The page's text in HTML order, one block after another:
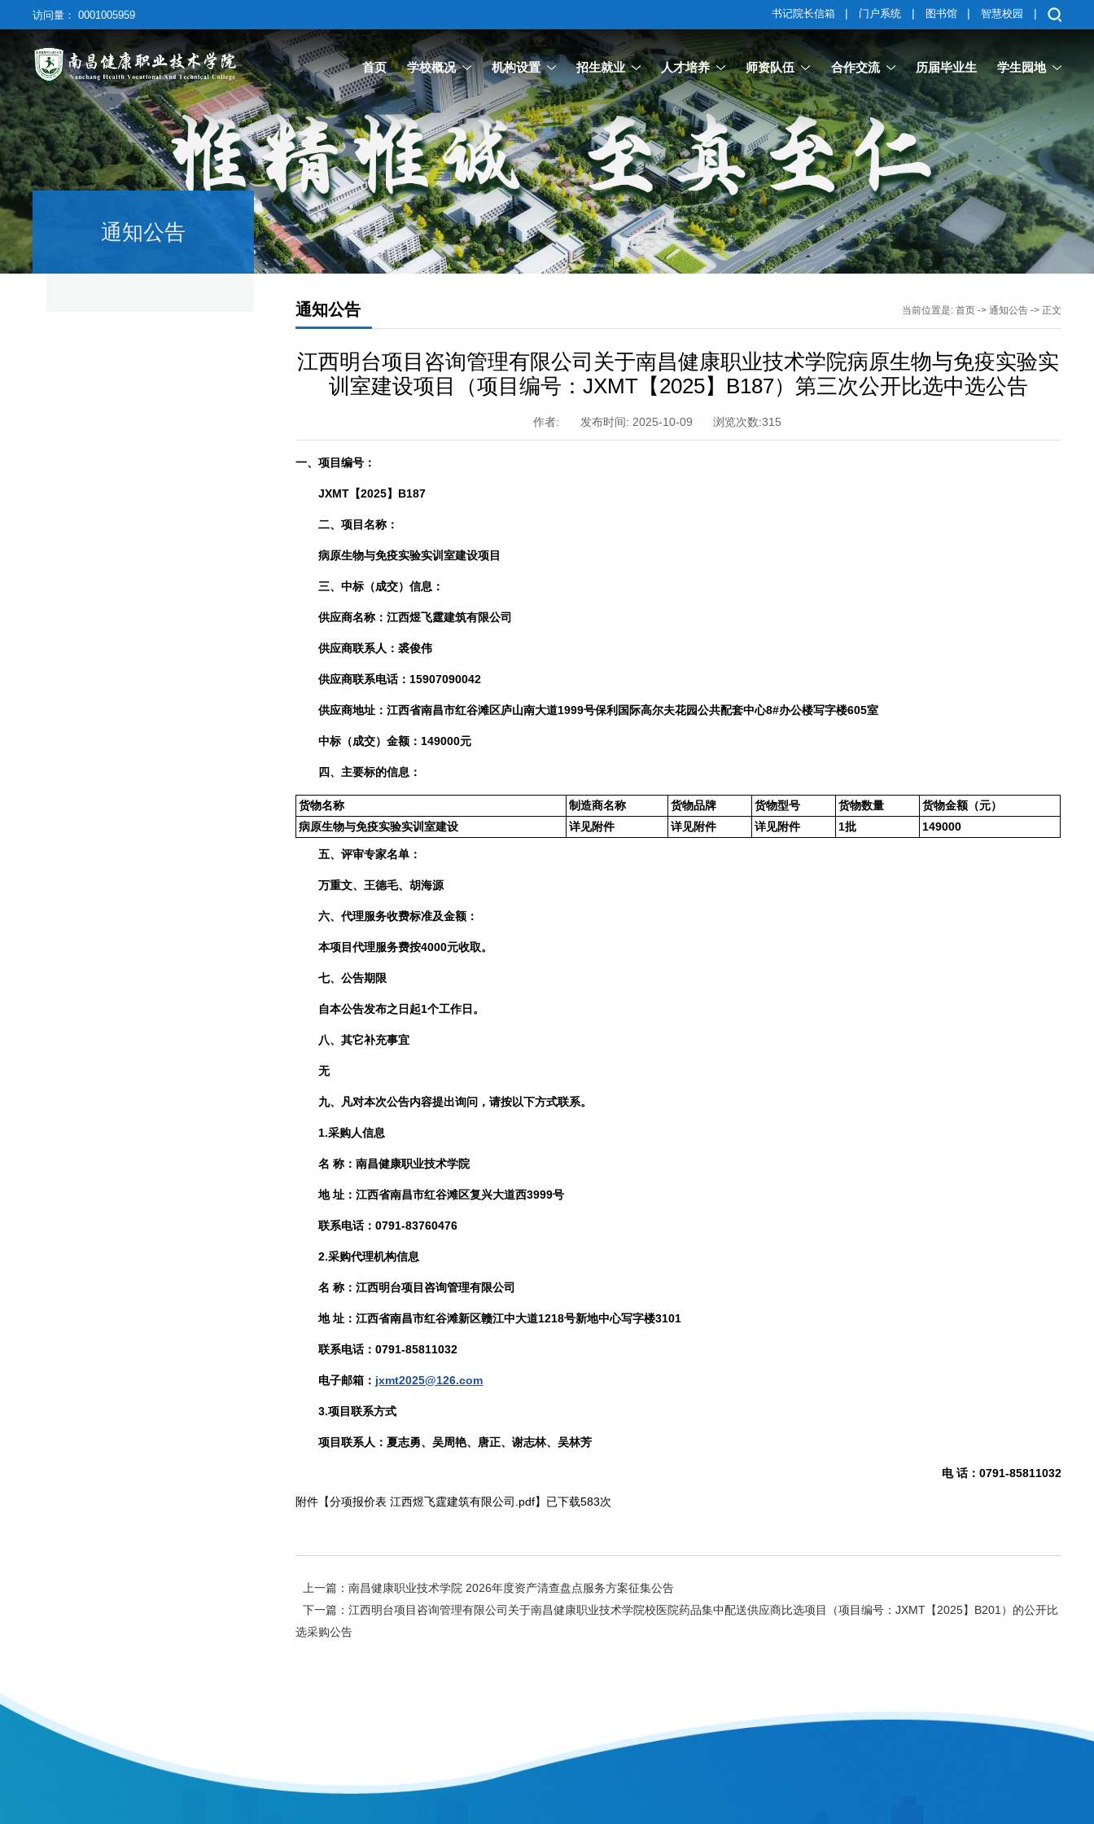
访问量：0001005959 书记院长信箱 | 门户系统 | 图书馆 | 智慧校园 |
首页 学校概况 机构设置 招生就业 人才培养 师资队伍 合作交流 历届毕业生 学生园地
通知公告
通知公告 当前位置是: 首页-> 通知公告-> 正文
江西明台项目咨询管理有限公司关于南昌健康职业技术学院病原生物与免疫实验实
训室建设项目（项目编号：JXMT【2025】B187）第三次公开比选中选公告
作者: 发布时间: 2025-10-09 浏览次数:315
一、项目编号：
JXMT【2025】B187
二、项目名称：
病原生物与免疫实验实训室建设项目
三、中标（成交）信息 ：
供应商名称：江西煜飞霆建筑有限公司
供应商联系人：裘俊伟
供应商联系电话：15907090042
供应商地址：江西省南昌市红谷滩区庐山南大道1999号保利国际高尔夫花园公共配套中心8#办公楼写字楼605室
中标（成交）金额：149000元
四、 主要标的信息 ：
货物名称 制造商名称 货物品牌 货物型号 货物数量
货物金额（元）
病原生物与免疫实验实训室建设
详见附件 详见附件 详见附件 1批 149000
五、评审专家名单：
万重文、王德毛、胡海源
六、代理服务收费标准及金额：
本项目代理服务费按4000元收取。
七、公告期限
自本公告发布之日起1个工作日。
八、其它补充事宜
无
九、凡对本次公告内容提出询问，请按以下方式联系。
1.采购人信息
名 称：南昌健康职业技术学院
地 址：江西省南昌市红谷滩区复兴大道西3999号
联系电话：0791-83760476
2.采购代理机构信息
名 称：江西明台项目咨询管理有限公司
地 址：江西省南昌市红谷滩新区赣江中大道1218号新地中心写字楼3101
联系电话：0791-85811032
电子邮箱： jxmt2025@126.com
3.项目联系方式
项目联系人：夏志勇、吴周艳、唐正、谢志林、吴林芳
电 话： 0791-85811032
附件【分项报价表 江西煜飞霆建筑有限公司.pdf】已下载583次
上一篇：南昌健康职业技术学院 2026年度资产清查盘点服务方案征集公告
下一篇：江西明台项目咨询管理有限公司关于南昌健康职业技术学院校医院药品集中配送供应商比选项目（项目编号：JXMT【2025】B201）的公开比
选采购公告